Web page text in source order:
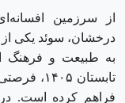
از سرزمین
درخشان، سوئد یکی
به طبیعت و فرهنگ
تابستان
فراهم کرده است.